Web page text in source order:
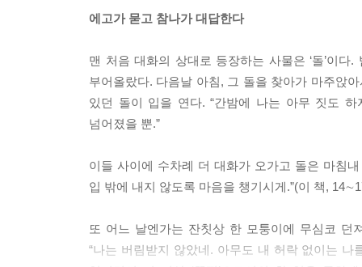
논리라는 그릇으로는 담을 수 없는 신비가 여기
나에게 드러내는 나의 모습이다. 그래서 내 일찍
--- p.78 「부채」 중에서
누구한테 쓰임을 받으려고, 세상에 필요한 존재
있어. 그렇게 날마다 그날 하루만 살게나. 무엇보
--- p.94 「찻주전자」 중에서
“과거의 성과를 돌아보며 우쭐해지는 마음, 과거
라보게. 그것이 자네가 ‘과거’라고 부르는 것을
에고가 묻고 참나가 대답한다
맨 처음 대화의 상대로 등장하는 사물은 ‘돌’이
부어올랐다. 다음날 아침, 그 돌을 찾아가 마주앉
있던 돌이 입을 연다. “간밤에 나는 아무 짓도
넘어졌을 뿐.”
이들 사이에 수차례 더 대화가 오가고 돌은 마침내
입 밖에 내지 않도록 마음을 챙기시게.”(이 책,
또 어느 날엔가는 잔칫상 한 모퉁이에 무심코 던
“나는 버림받지 않았네. 아무도 내 허락 없이는